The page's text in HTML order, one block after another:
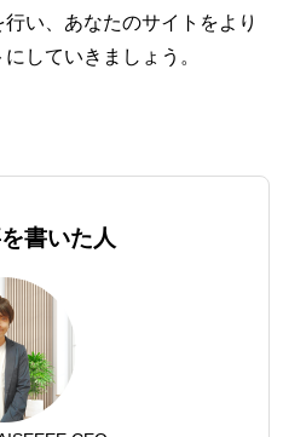
い、あなたのサイトをより
していきましょう。
書いた人